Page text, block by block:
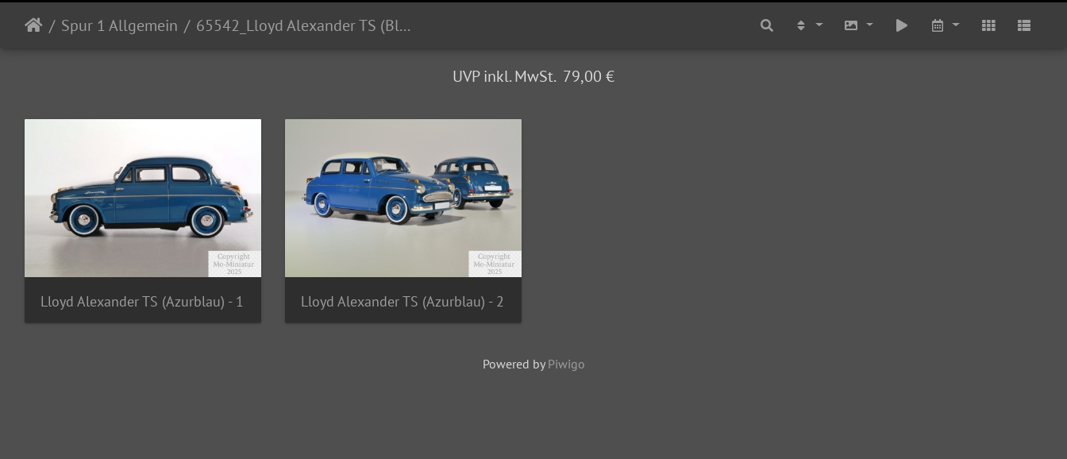
Spur 1 Allgemein 65542_Lloyd Alexander TS (Blau)
UVP inkl. MwSt. 79,00 €
Lloyd Alexander TS (Azurblau) - 1 Lloyd Alexander TS (Azurblau) - 2
Powered by Piwigo